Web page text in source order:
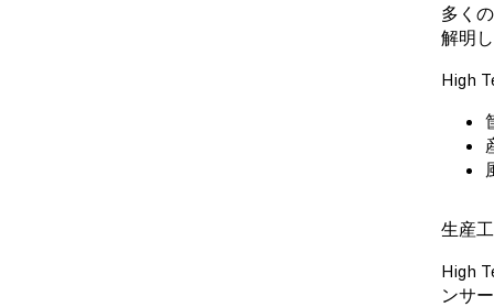
多く
解明
High
生産
High
ンサ